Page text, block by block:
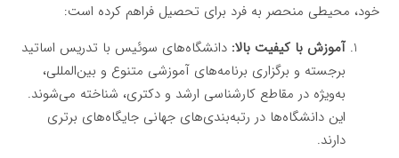
خود، محیطی منحصر به فرد برای تحصیل فراهم کرده است:
آموزش با کیفیت بالا: دانشگاه‌های سوئیس با تدریس اساتید
برجسته و برگزاری برنامه‌های آموزشی متنوع و بین‌المللی،
به‌ویژه در مقاطع کارشناسی ارشد و دکتری، شناخته می‌شوند.
این دانشگاه‌ها در رتبه‌بندی‌های جهانی جایگاه‌های برتری
دارند.